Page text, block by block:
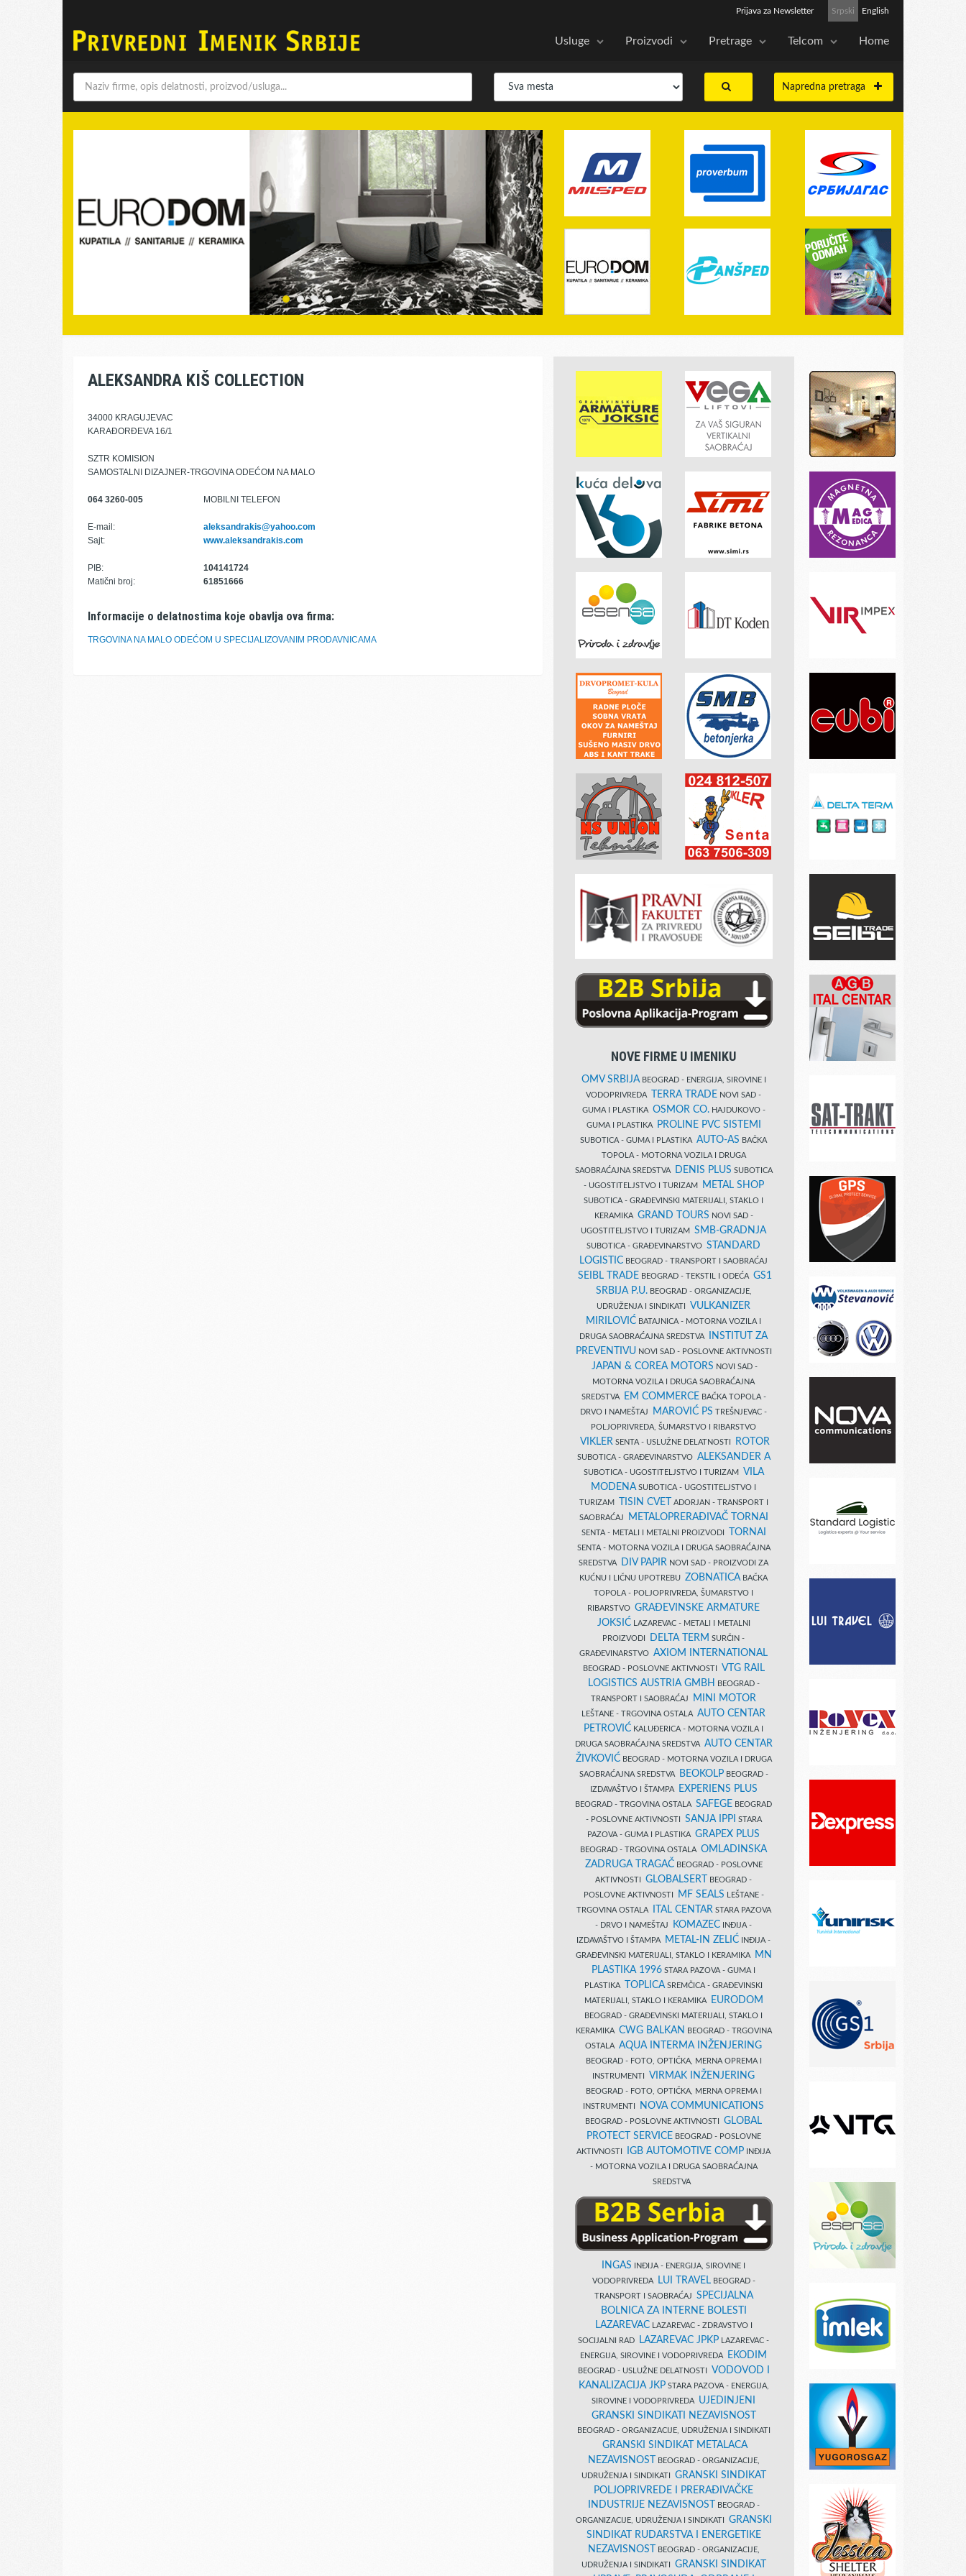
Srpski English
Prijava za Newsletter
Usluge Proizvodi Pretrage Telcom Home
Napredna pretraga
ALEKSANDRA KIŠ COLLECTION
34000 KRAGUJEVAC
KARAĐORĐEVA 16/1
SZTR KOMISION
SAMOSTALNI DIZAJNER-TRGOVINA ODEĆOM NA MALO
064 3260-005 MOBILNI TELEFON
E-mail:
aleksandrakis@yahoo.com
Sajt:
www.aleksandrakis.com
PIB:
104141724
Matični broj:
61851666
Informacije o delatnostima koje obavlja ova firma:
TRGOVINA NA MALO ODEĆOM U SPECIJALIZOVANIM PRODAVNICAMA
NOVE FIRME U IMENIKU
OMV SRBIJABEOGRAD - ENERGIJA, SIROVINE I
VODOPRIVREDA
TERRA TRADE NOVI SAD -
GUMA I PLASTIKA OSMOR CO.HAJDUKOVO -
GUMA I PLASTIKA
PROLINE PVC SISTEMI
SUBOTICA - GUMA I PLASTIKA AUTO-AS BAČKA
TOPOLA - MOTORNA VOZILA I DRUGA
SAOBRAĆAJNA SREDSTVA
DENIS PLUS SUBOTICA
- UGOSTITELJSTVO I TURIZAM
METAL SHOP
SUBOTICA - GRAĐEVINSKI MATERIJALI, STAKLO I
KERAMIKA GRAND TOURS NOVI SAD -
UGOSTITELJSTVO I TURIZAM SMB-GRADNJA
SUBOTICA - GRAĐEVINARSTVO STANDARD
LOGISTIC BEOGRAD - TRANSPORT I SAOBRAĆAJ
SEIBL TRADE BEOGRAD - TEKSTIL I ODEĆA GS1
SRBIJA P.U.BEOGRAD - ORGANIZACIJE,
UDRUŽENJA I SINDIKATI VULKANIZER
MIRILOVIĆ BATAJNICA - MOTORNA VOZILA I
DRUGA SAOBRAĆAJNA SREDSTVA
INSTITUT ZA
PREVENTIVUNOVI SAD - POSLOVNE AKTIVNOSTI
JAPAN & COREA MOTORS NOVI SAD -
MOTORNA VOZILA I DRUGA SAOBRAĆAJNA
SREDSTVA
EM COMMERCE BAČKA TOPOLA -
DRVO I NAMEŠTAJ
MAROVIĆ PS TREŠNJEVAC -
POLJOPRIVREDA, ŠUMARSTVO I RIBARSTVO
VIKLER SENTA - USLUŽNE DELATNOSTI ROTOR
SUBOTICA - GRAĐEVINARSTVO ALEKSANDER A
SUBOTICA - UGOSTITELJSTVO I TURIZAM VILA
MODENA SUBOTICA - UGOSTITELJSTVO I
TURIZAM
TISIN CVET
ADORJAN - TRANSPORT I
SAOBRAĆAJ
METALOPRERAĐIVAČ TORNAI
SENTA - METALI I METALNI PROIZVODI TORNAI
SENTA - MOTORNA VOZILA I DRUGA SAOBRAĆAJNA
SREDSTVA
DIV PAPIR NOVI SAD - PROIZVODI ZA
KUĆNU I LIČNU UPOTREBU ZOBNATICA BAČKA
TOPOLA - POLJOPRIVREDA, ŠUMARSTVO I
RIBARSTVO GRAĐEVINSKE ARMATURE
JOKSIĆLAZAREVAC - METALI I METALNI
PROIZVODI
DELTA TERM SURČIN -
GRAĐEVINARSTVO AXIOM INTERNATIONAL
BEOGRAD - POSLOVNE AKTIVNOSTI VTG RAIL
LOGISTICS AUSTRIA GMBH
BEOGRAD -
TRANSPORT I SAOBRAĆAJ
MINI MOTOR
LEŠTANE - TRGOVINA OSTALA AUTO CENTAR
PETROVIĆ KALUĐERICA - MOTORNA VOZILA I
DRUGA SAOBRAĆAJNA SREDSTVA AUTO CENTAR
ŽIVKOVIĆBEOGRAD - MOTORNA VOZILA I DRUGA
SAOBRAĆAJNA SREDSTVA
BEOKOLPBEOGRAD -
IZDAVAŠTVO I ŠTAMPA
EXPERIENS PLUS
BEOGRAD - TRGOVINA OSTALA SAFEGE BEOGRAD
- POSLOVNE AKTIVNOSTI SANJA IPPI
STARA
PAZOVA - GUMA I PLASTIKA GRAPEX PLUS
BEOGRAD - TRGOVINA OSTALA OMLADINSKA
ZADRUGA TRAGAČBEOGRAD - POSLOVNE
AKTIVNOSTI GLOBALSERT
BEOGRAD -
POSLOVNE AKTIVNOSTI
MF SEALS LEŠTANE -
TRGOVINA OSTALA
ITAL CENTAR STARA PAZOVA
- DRVO I NAMEŠTAJ
KOMAZEC INĐIJA -
IZDAVAŠTVO I ŠTAMPA
METAL-IN ZELIĆ INĐIJA -
GRAĐEVINSKI MATERIJALI, STAKLO I KERAMIKA
MN
PLASTIKA 1996 STARA PAZOVA - GUMA I
PLASTIKA
TOPLICA SREMČICA - GRAĐEVINSKI
MATERIJALI, STAKLO I KERAMIKA
EURODOM
BEOGRAD - GRAĐEVINSKI MATERIJALI, STAKLO I
KERAMIKA CWG BALKAN
BEOGRAD - TRGOVINA
OSTALA AQUA INTERMA INŽENJERING
BEOGRAD - FOTO, OPTIČKA, MERNA OPREMA I
INSTRUMENTI VIRMAK INŽENJERING
BEOGRAD - FOTO, OPTIČKA, MERNA OPREMA I
INSTRUMENTI
NOVA COMMUNICATIONS
BEOGRAD - POSLOVNE AKTIVNOSTI GLOBAL
PROTECT SERVICE BEOGRAD - POSLOVNE
AKTIVNOSTI
IGB AUTOMOTIVE COMP INĐIJA
- MOTORNA VOZILA I DRUGA SAOBRAĆAJNA
SREDSTVA
INGAS INĐIJA - ENERGIJA, SIROVINE I
VODOPRIVREDA
LUI TRAVELBEOGRAD -
TRANSPORT I SAOBRAĆAJ SPECIJALNA
BOLNICA ZA INTERNE BOLESTI
LAZAREVACLAZAREVAC - ZDRAVSTVO I
SOCIJALNI RAD
LAZAREVAC JPKP LAZAREVAC -
ENERGIJA, SIROVINE I VODOPRIVREDA
EKODIM
BEOGRAD - USLUŽNE DELATNOSTI VODOVOD I
KANALIZACIJA JKPSTARA PAZOVA - ENERGIJA,
SIROVINE I VODOPRIVREDA UJEDINJENI
GRANSKI SINDIKATI NEZAVISNOST
BEOGRAD - ORGANIZACIJE, UDRUŽENJA I SINDIKATI
GRANSKI SINDIKAT METALACA
NEZAVISNOST
BEOGRAD - ORGANIZACIJE,
UDRUŽENJA I SINDIKATI GRANSKI SINDIKAT
POLJOPRIVREDE I PRERAĐIVAČKE
INDUSTRIJE NEZAVISNOST
BEOGRAD -
ORGANIZACIJE, UDRUŽENJA I SINDIKATI GRANSKI
SINDIKAT RUDARSTVA I ENERGETIKE
NEZAVISNOST
BEOGRAD - ORGANIZACIJE,
UDRUŽENJA I SINDIKATI GRANSKI SINDIKAT